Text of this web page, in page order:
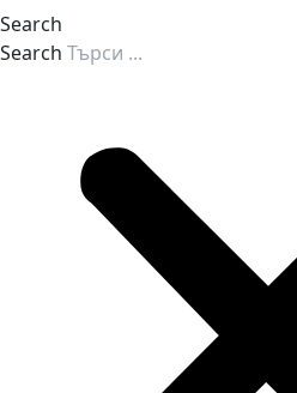
Search
Search